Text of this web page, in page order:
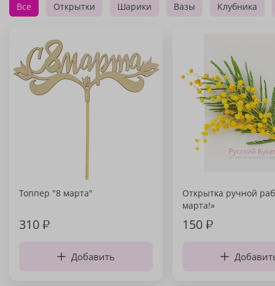
Все Открытки Шарики Вазы Клубника
Топпер "8 марта"
310₽
Добавить
Открытка ручной
марта!»
150₽